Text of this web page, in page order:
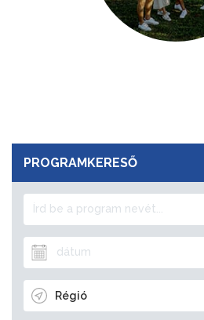
PROGRAMKERESŐ
Régió